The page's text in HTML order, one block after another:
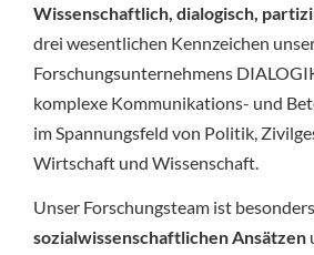
Wissenschaftlich, dialogisch,
drei wesentlichen Kennzeichen
Forschungsunternehmens
komplexe Kommunikations- und
im Spannungsfeld von Politik,
Wirtschaft und Wissenschaft.
Unser Forschungsteam ist
sozialwissenschaftlichen Ansätzen